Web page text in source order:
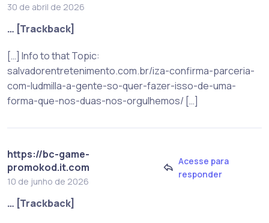
30 de abril de 2026
… [Trackback]
[…] Info to that Topic:
salvadorentretenimento.com.br/iza-confirma-parceria-
com-ludmilla-a-gente-so-quer-fazer-isso-de-uma-
forma-que-nos-duas-nos-orgulhemos/ […]
https://bc-game-
promokod.it.com
10 de junho de 2026
Acesse para
responder
… [Trackback]